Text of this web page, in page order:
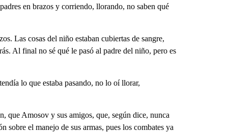
en brazos y corriendo, llorando, no saben qué
Las cosas del niño estaban cubiertas de sangre,
Al final no sé qué le pasó al padre del niño, pero es
lo que estaba pasando, no lo oí llorar,
que Amosov y sus amigos, que, según dice, nunca
sobre el manejo de sus armas, pues los combates ya